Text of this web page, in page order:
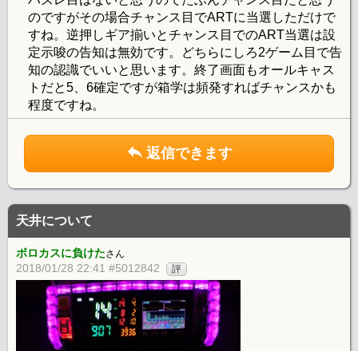
のですがその場合チャンス目でARTに当選しただけで
すね。逆押しギア揃いとチャンス目でのART当選は設
定示唆の告知は無効です。どちらにしろ2ゲーム目で告
知の認識でいいと思います。終了画面もオールキャス
トだと5、6確定ですが箱学は頻発すればチャンスかも
程度ですね。
返信できます
天井について
ボロカスに負けたさん
2018/01/28 22:41 #5012842 評